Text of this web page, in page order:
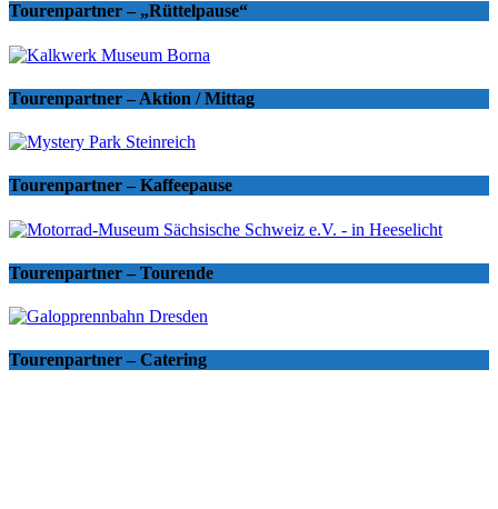
Tourenpartner – „Rüttelpause“
Tourenpartner – Aktion / Mittag
Tourenpartner – Kaffeepause
Tourenpartner – Tourende
Tourenpartner – Catering